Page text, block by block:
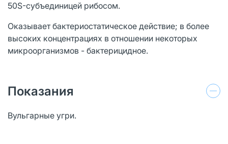
50S-субъединицей рибосом.
Оказывает бактериостатическое действие; в более
высоких концентрациях в отношении некоторых
микроорганизмов - бактерицидное.
Показания
Вульгарные угри.